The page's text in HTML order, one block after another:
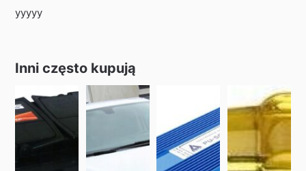
yyyyy
Inni często kupują